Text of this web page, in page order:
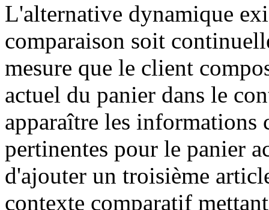
L'alternative dynamique
comparaison soit
mesure que le client
actuel du panier dans le
apparaître les informations
pertinentes pour le panier
d'ajouter un troisième
contexte comparatif